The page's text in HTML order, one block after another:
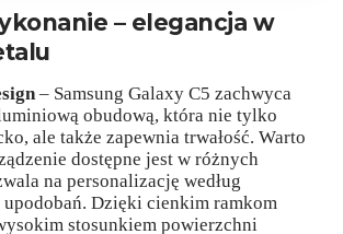
– elegancja w
– Samsung Galaxy C5 zachwyca
obudową, która nie tylko
ale także zapewnia trwałość. Warto
dostępne jest w różnych
na personalizację według
Dzięki cienkim ramkom
stosunkiem powierzchni